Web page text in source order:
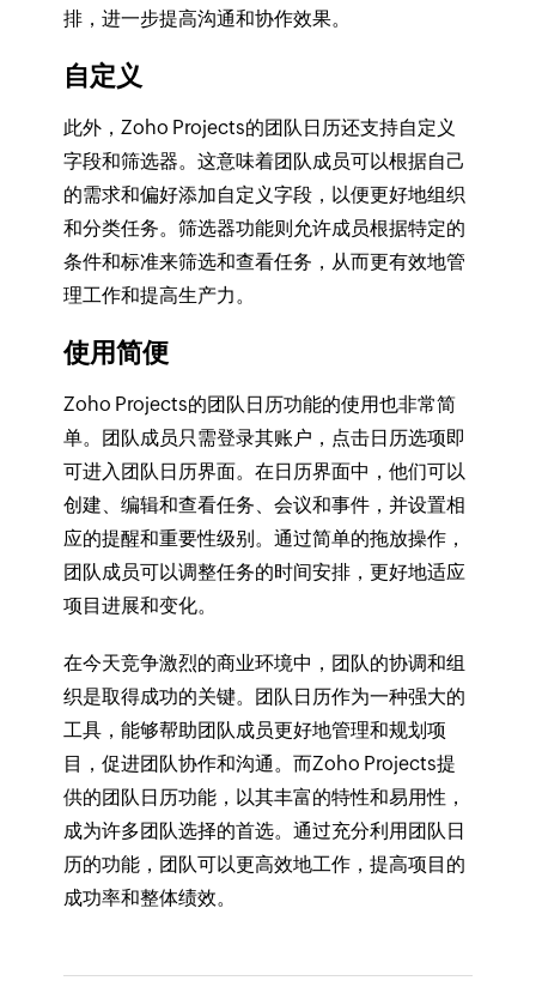
排，进一步提高沟通和协作效果。
自定义
此外，Zoho Projects的团队日历还支持自定义
字段和筛选器。这意味着团队成员可以根据自己
的需求和偏好添加自定义字段，以便更好地组织
和分类任务。筛选器功能则允许成员根据特定的
条件和标准来筛选和查看任务，从而更有效地管
理工作和提高生产力。
使用简便
Zoho Projects的团队日历功能的使用也非常简
单。团队成员只需登录其账户，点击日历选项即
可进入团队日历界面。在日历界面中，他们可以
创建、编辑和查看任务、会议和事件，并设置相
应的提醒和重要性级别。通过简单的拖放操作，
团队成员可以调整任务的时间安排，更好地适应
项目进展和变化。
在今天竞争激烈的商业环境中，团队的协调和组
织是取得成功的关键。团队日历作为一种强大的
工具，能够帮助团队成员更好地管理和规划项
目，促进团队协作和沟通。而Zoho Projects提
供的团队日历功能，以其丰富的特性和易用性，
成为许多团队选择的首选。通过充分利用团队日
历的功能，团队可以更高效地工作，提高项目的
成功率和整体绩效。